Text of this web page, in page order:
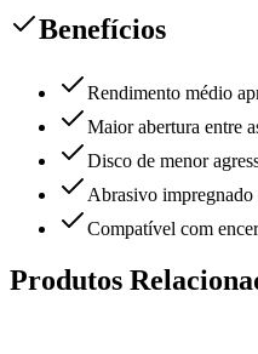
Benefícios
Rendimento médio
Maior abertura entre
Disco de menor
Abrasivo impregnado
Compatível com
Produtos